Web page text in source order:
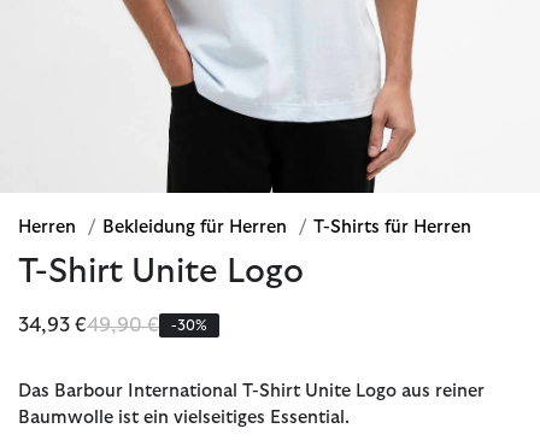
Herren / Bekleidung für Herren / T-Shirts für Herren
T-Shirt Unite Logo
34,93 €Reduziert von
49,90 €bis-30%
Das Barbour International T-Shirt Unite Logo aus reiner
Baumwolle ist ein vielseitiges Essential.